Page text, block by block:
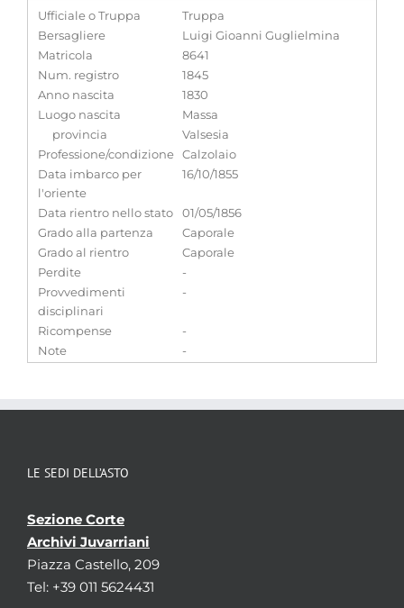
Ufficiale o Truppa
Truppa
Bersagliere
Luigi Gioanni Guglielmina
Matricola
8641
Num. registro
1845
Anno nascita
1830
Luogo nascita
Massa
provincia
Valsesia
Professione/condizione Calzolaio
Data imbarco per
l'oriente
16/10/1855
Data rientro nello stato
01/05/1856
Grado alla partenza
Caporale
Grado al rientro
Caporale
Perdite
-
Provvedimenti
disciplinari
-
Ricompense
-
Note
-
LE SEDI DELL’ASTO
Sezione Corte
Archivi Juvarriani
Piazza Castello, 209
Tel: +39 011 5624431